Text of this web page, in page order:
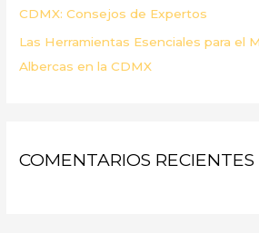
CDMX: Consejos de Expertos
Las Herramientas Esenciales para el
Albercas en la CDMX
COMENTARIOS RECIENTES